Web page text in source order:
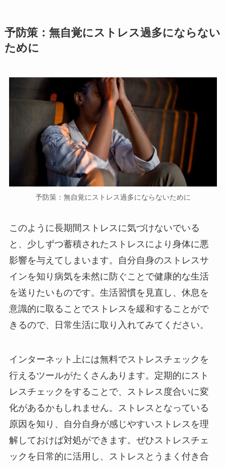
予防策：無自覚にストレス過多にならない
ために
予防策：無自覚にストレス過多にならないために
このように長期間ストレスに気づけないでいる
と、少しずつ蓄積されたストレスにより身体に悪
影響を与えてしまいます。自分自身のストレスサ
インを知り病気を未然に防ぐことで健康的な生活
を送りたいものです。生活習慣を見直し、休息を
意識的に取ることでストレスを緩和することがで
きるので、日常生活に取り入れてみてください。
インターネット上には無料でストレスチェックを
行えるツールがたくさんあります。定期的にスト
レスチェックをすることで、ストレス度合いに変
化があるかもしれません。ストレスとなっている
原因を知り、自分自身が感じやすいストレスを理
解しておけば対処ができます。ぜひストレスチェ
ックを日常的に活用し、ストレスとうまく付き合